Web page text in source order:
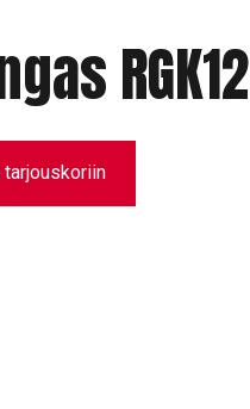
RGK12
tarjouskoriin